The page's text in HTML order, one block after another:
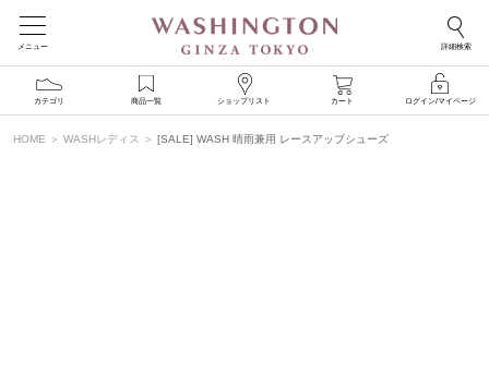
メニュー 詳細検索
カテゴリ 商品一覧 ショップリスト カート ログイン/マイページ
HOME WASHレディス [SALE] WASH 晴雨兼用 レースアップシューズ